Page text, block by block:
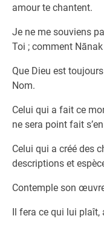
amour te chantent.
Je ne me souviens
Toi ; comment
Que Dieu est
Nom.
Celui qui a fait ce
ne sera point fait
Celui qui a créé des
descriptions et
Contemple son
Il fera ce qui lui plaît,